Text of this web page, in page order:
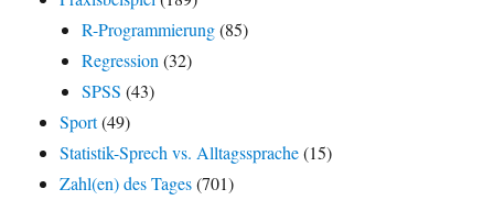
R-Programmierung(85)
Regression (32)
SPSS (43)
Sport(49)
Statistik-Sprech vs. Alltagssprache(15)
Zahl(en) des Tages(701)